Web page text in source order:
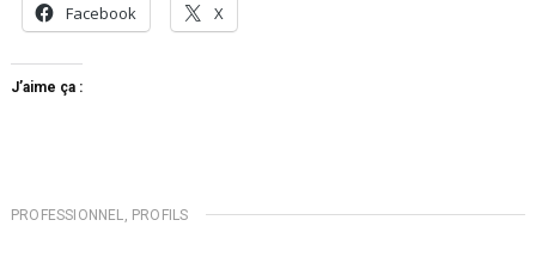
Facebook X
J’aime ça :
PROFESSIONNEL PROFILS